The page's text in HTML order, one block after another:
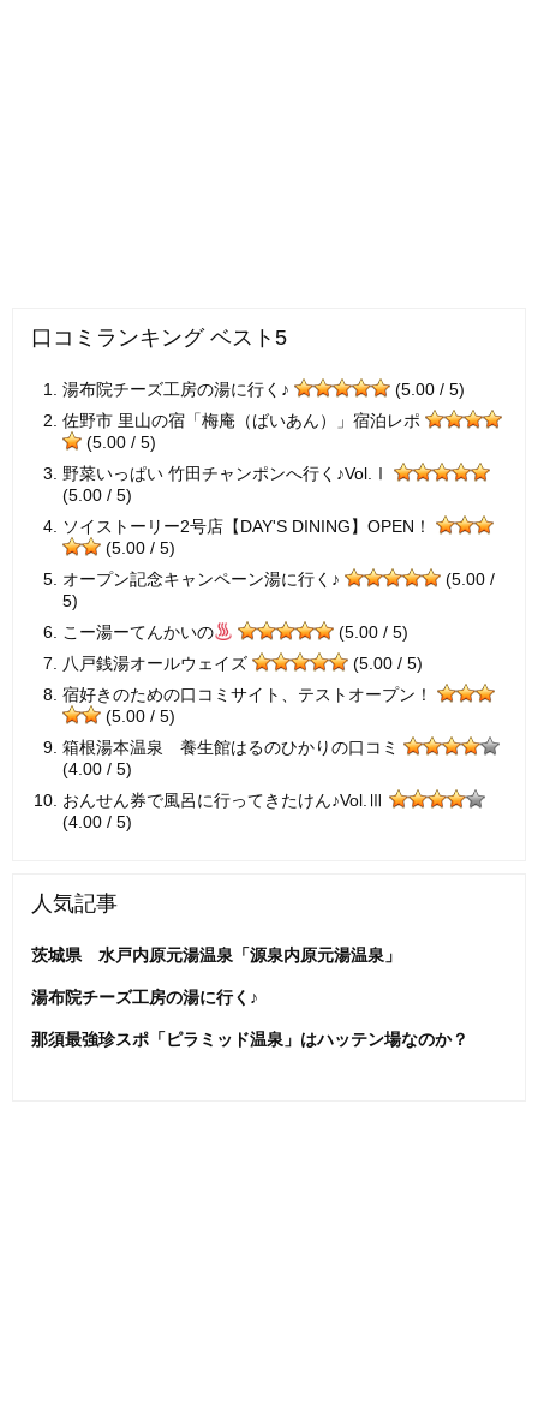
口コミランキング ベスト5
湯布院チーズ工房の湯に行く♪
(5.00 / 5)
佐野市 里山の宿「梅庵（ばいあん）」宿泊レポ
(5.00 / 5)
野菜いっぱい 竹田チャンポンへ行く♪Vol.Ⅰ
(5.00 / 5)
ソイストーリー2号店【DAY'S DINING】OPEN！
(5.00 / 5)
オープン記念キャンペーン湯に行く♪
(5.00 /
5)
こー湯ーてんかいの
(5.00 / 5)
八戸銭湯オールウェイズ
(5.00 / 5)
宿好きのための口コミサイト、テストオープン！
(5.00 / 5)
箱根湯本温泉 養生館はるのひかりの口コミ
(4.00 / 5)
おんせん券で風呂に行ってきたけん♪Vol.Ⅲ
(4.00 / 5)
人気記事
茨城県 水戸内原元湯温泉「源泉内原元湯温泉」
湯布院チーズ工房の湯に行く♪
那須最強珍スポ「ピラミッド温泉」はハッテン場なのか？